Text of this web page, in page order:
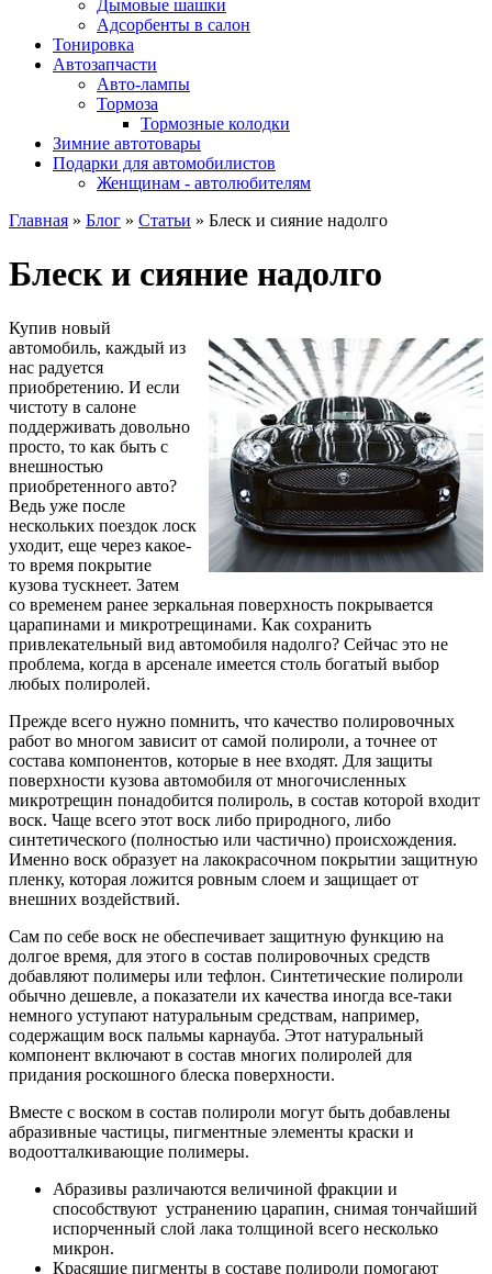
Дымовые шашки
Адсорбенты в салон
Тонировка
Автозапчасти
Авто-лампы
Тормоза
Тормозные колодки
Зимние автотовары
Подарки для автомобилистов
Женщинам - автолюбителям
Главная » Блог » Статьи » Блеск и сияние надолго
Блеск и сияние надолго
Купив новый
автомобиль, каждый из
нас радуется
приобретению. И если
чистоту в салоне
поддерживать довольно
просто, то как быть с
внешностью
приобретенного авто?
Ведь уже после
нескольких поездок лоск
уходит, еще через какое-
то время покрытие
кузова тускнеет. Затем
со временем ранее зеркальная поверхность покрывается
царапинами и микротрещинами. Как сохранить
привлекательный вид автомобиля надолго? Сейчас это не
проблема, когда в арсенале имеется столь богатый выбор
любых полиролей.
Прежде всего нужно помнить, что качество полировочных
работ во многом зависит от самой полироли, а точнее от
состава компонентов, которые в нее входят. Для защиты
поверхности кузова автомобиля от многочисленных
микротрещин понадобится полироль, в состав которой входит
воск. Чаще всего этот воск либо природного, либо
синтетического (полностью или частично) происхождения.
Именно воск образует на лакокрасочном покрытии защитную
пленку, которая ложится ровным слоем и защищает от
внешних воздействий.
Сам по себе воск не обеспечивает защитную функцию на
долгое время, для этого в состав полировочных средств
добавляют полимеры или тефлон. Синтетические полироли
обычно дешевле, а показатели их качества иногда все-таки
немного уступают натуральным средствам, например,
содержащим воск пальмы карнауба. Этот натуральный
компонент включают в состав многих полиролей для
придания роскошного блеска поверхности.
Вместе с воском в состав полироли могут быть добавлены
абразивные частицы, пигментные элементы краски и
водоотталкивающие полимеры.
Абразивы различаются величиной фракции и
способствуют устранению царапин, снимая тончайший
испорченный слой лака толщиной всего несколько
микрон.
Красящие пигменты в составе полироли помогают